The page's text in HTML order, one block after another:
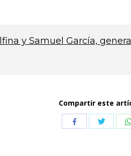
y Samuel García,
Compartir este
Compartir